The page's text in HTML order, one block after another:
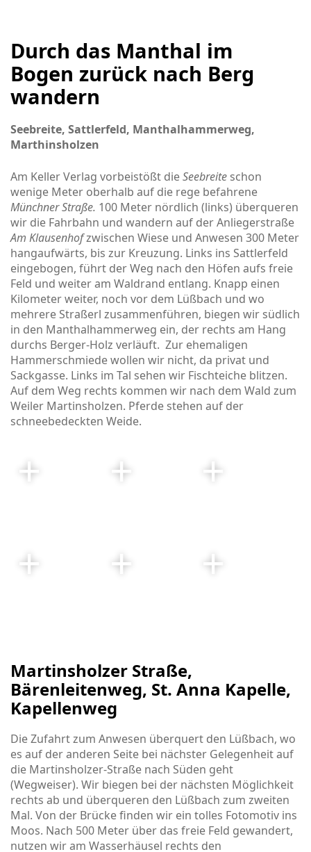
Durch das Manthal im
Bogen zurück nach Berg
wandern
Seebreite, Sattlerfeld, Manthalhammerweg,
Marthinsholzen
Am Keller Verlag vorbeistößt dieSeebreite schon
wenige Meter oberhalb auf die rege befahrene
Münchner Straße. 100 Meter nördlich (links) überqueren
wir die Fahrbahn und wandern auf der Anliegerstraße
Am Klausenhofzwischen Wiese und Anwesen 300 Meter
hangaufwärts, bis zur Kreuzung. Links ins Sattlerfeld
eingebogen, führt der Weg nach den Höfen aufs freie
Feld und weiter am Waldrand entlang. Knapp einen
Kilometer weiter, noch vor dem Lüßbach und wo
mehrere Straßerl zusammenführen, biegen wir südlich
in den Manthalhammerweg ein, der rechts am Hang
durchs Berger-Holz verläuft. Zur ehemaligen
Hammerschmiede wollen wir nicht, da privat und
Sackgasse. Links im Tal sehen wir Fischteiche blitzen.
Auf dem Weg rechts kommen wir nach dem Wald zum
Weiler Martinsholzen. Pferde stehen auf der
schneebedeckten Weide.
Martinsholzer Straße,
Bärenleitenweg, St. Anna Kapelle,
Kapellenweg
Die Zufahrt zum Anwesen überquert den Lüßbach, wo
es auf der anderen Seite bei nächster Gelegenheit auf
die Martinsholzer-Straße nach Süden geht
(Wegweiser). Wir biegen bei der nächsten Möglichkeit
rechts ab und überqueren den Lüßbach zum zweiten
Mal. Von der Brücke finden wir ein tolles Fotomotiv ins
Moos. Nach 500 Meter über das freie Feld gewandert,
nutzen wir am Wasserhäusel rechts den